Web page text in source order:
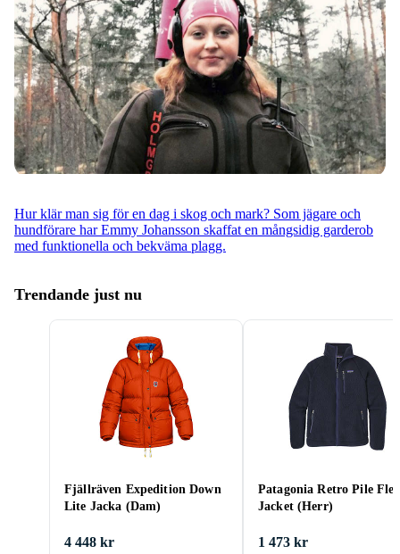
Hur klär man sig för en dag i skog och mark? Som jägare och
hundförare har Emmy Johansson skaffat en mångsidig garderob
med funktionella och bekväma plagg.
Trendande just nu
Fjällräven Expedition Down
Lite Jacka (Dam)
4 448 kr
Patagonia Retro Pile
Jacket (Herr)
1 473 kr